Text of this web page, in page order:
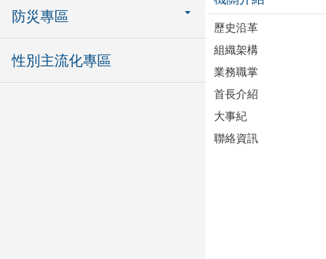
防災專區
性別主流化專區
歷史沿革
組織架構
業務職掌
首長介紹
大事紀
聯絡資訊